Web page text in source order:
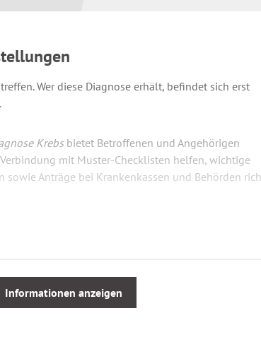
Wer diese Diagnose erhält, befindet sich erst
Krebsbietet Betroffenen und Angehörigen
mit Muster-Checklisten helfen, wichtige
sowie Anträge bei Krankenkassen und Behörden
Rehabilitation
Informationen anzeigen